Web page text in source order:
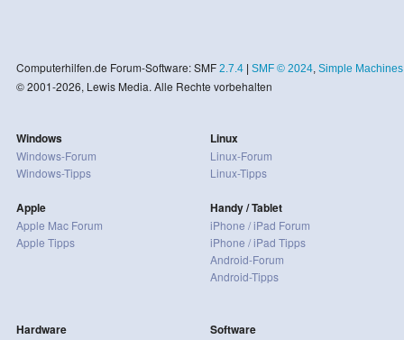
Computerhilfen.de Forum-Software: SMF 2.7.4| SMF © 2024, Simple Machines
© 2001-2026, Lewis Media. Alle Rechte vorbehalten
Windows
Windows-Forum
Windows-Tipps
Apple
Apple Mac Forum
Apple Tipps
Linux
Linux-Forum
Linux-Tipps
Handy / Tablet
iPhone / iPad Forum
iPhone / iPad Tipps
Android-Forum
Android-Tipps
Hardware Software